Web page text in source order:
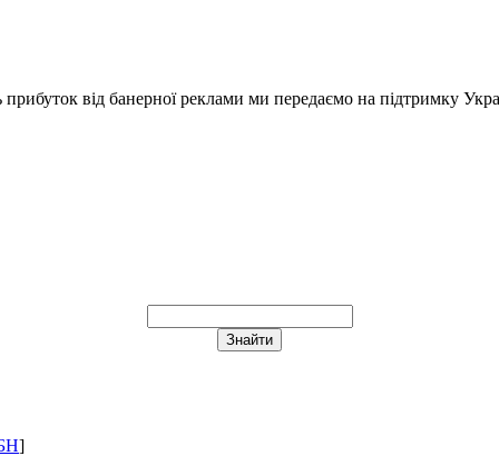
прибуток від банерної реклами ми передаємо на підтримку
]